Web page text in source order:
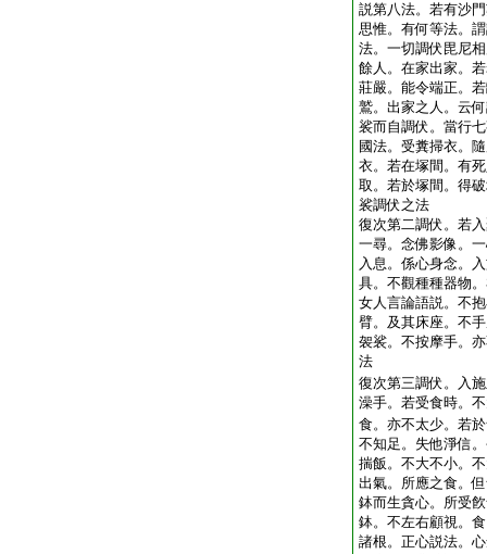
説第八法。若有沙
思惟。有何等法。
法。一切調伏毘尼
餘人。在家出家。
莊嚴。能令端正。
鷲。出家之人。云
裟而自調伏。當行
國法。受糞掃衣。
衣。若在塚間。有
取。若於塚間。得
裟調伏之法
復次第二調伏。若
一尋。念佛影像。
入息。係心身念。
具。不觀種種器物
女人言論語説。不
臂。及其床座。不
袈裟。不按摩手。
法
復次第三調伏。入
澡手。若受食時。
食。亦不太少。若
不知足。失他淨信
揣飯。不大不小。
出氣。所應之食。
鉢而生貪心。所受
鉢。不左右顧視。
諸根。正心説法。